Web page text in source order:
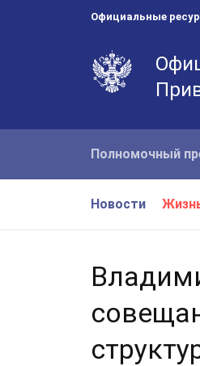
Официальные
Полномочный
Новости